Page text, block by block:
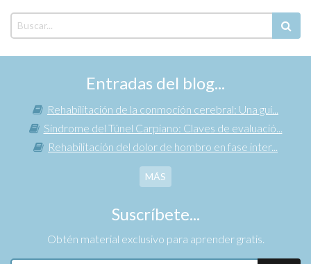
Entradas del blog...
Rehabilitación de la conmoción cerebral: Una guí...
Síndrome del Túnel Carpiano: Claves de evaluació...
Rehabilitación del dolor de hombro en fase inter...
MÁS
Suscríbete...
Obtén material exclusivo para aprender gratis.